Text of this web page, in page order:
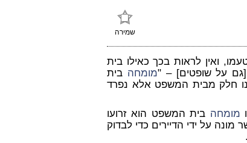
שמירה
ואין לראות בכך כאילו בית
[גם על שופטים] – "מומחה בית
חלק מבית המשפט אלא נפרד
מומחה בית המשפט הוא זרועו
על ידי הדיירים כדי לבדוק